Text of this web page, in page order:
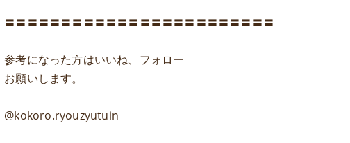
〓〓〓〓〓〓〓〓〓〓〓〓〓〓〓〓〓〓〓〓〓〓〓〓
参考になった方はいいね、フォロー
お願いします。
@kokoro.ryouzyutuin